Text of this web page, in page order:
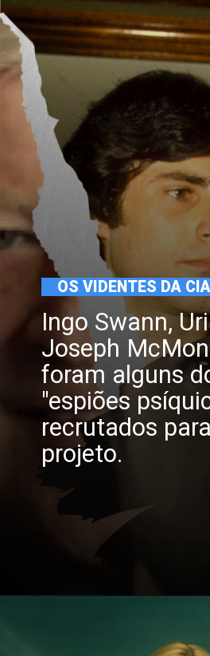
OS VIDENTES DA CIA
Ingo Swann,
Joseph
foram alguns
"espiões
recrutados
projeto.